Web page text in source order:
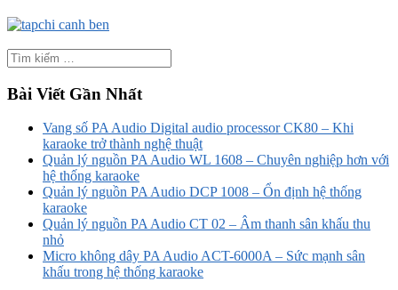
Bài Viết Gần Nhất
Vang số PA Audio Digital audio processor CK80 – Khi
karaoke trở thành nghệ thuật
Quản lý nguồn PA Audio WL 1608 – Chuyên nghiệp hơn với
hệ thống karaoke
Quản lý nguồn PA Audio DCP 1008 – Ổn định hệ thống
karaoke
Quản lý nguồn PA Audio CT 02 – Âm thanh sân khấu thu
nhỏ
Micro không dây PA Audio ACT-6000A – Sức mạnh sân
khấu trong hệ thống karaoke